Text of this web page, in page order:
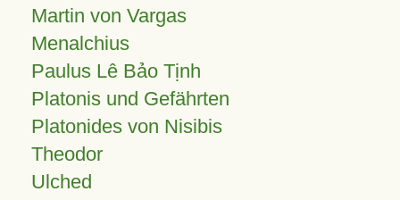
Martin von Vargas
Menalchius
Paulus Lê Bảo Tịnh
Platonis und Gefährten
Platonides von Nisibis
Theodor
Ulched